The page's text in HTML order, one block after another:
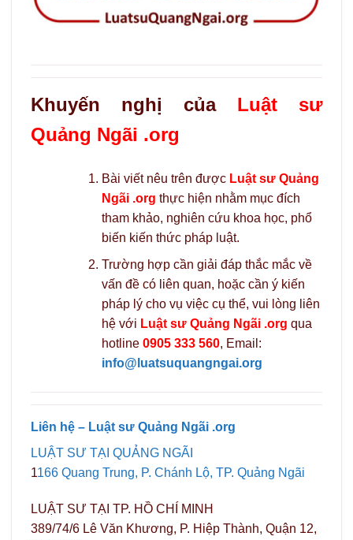
Khuyến nghị của Luật sư
Quảng Ngãi .org
Bài viết nêu trên được Luật sư Quảng
Ngãi .org thực hiện nhằm mục đích
tham khảo, nghiên cứu khoa học, phổ
biến kiến thức pháp luật.
Trường hợp cần giải đáp thắc mắc về
vấn đề có liên quan, hoặc cần ý kiến
pháp lý cho vụ việc cụ thể, vui lòng liên
hệ với Luật sư Quảng Ngãi .org qua
hotline 0905 333 560, Email:
info@luatsuquangngai.org
Liên hệ – Luật sư Quảng Ngãi .org
LUẬT SƯ TẠI QUẢNG NGÃI
1166 Quang Trung, P. Chánh Lộ, TP. Quảng Ngãi
LUẬT SƯ TẠI TP. HỒ CHÍ MINH
389/74/6 Lê Văn Khương, P. Hiệp Thành, Quận 12,